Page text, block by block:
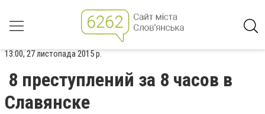
13:00, 27 листопада 2015 р.
8 преступлений за 8 часов в
Славянске